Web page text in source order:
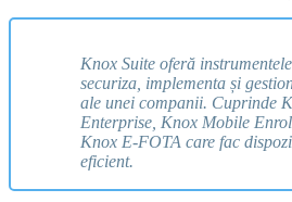
Knox Suite oferă
securiza, implementa și
ale unei companii. Cuprinde
Enterprise, Knox Mobile
Knox E-FOTA care fac
eficient.